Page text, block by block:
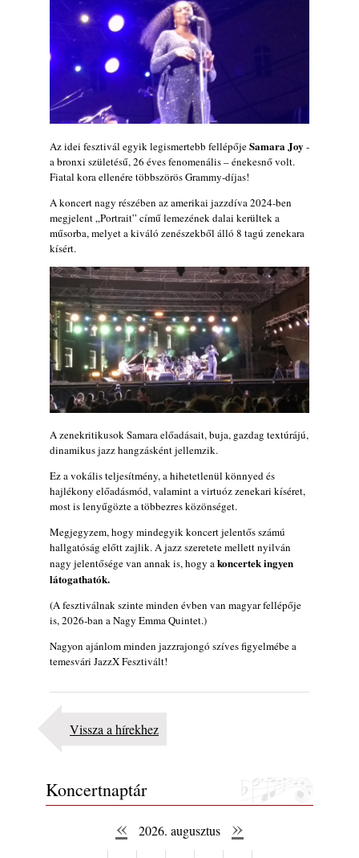
Fusio Group feat. Kertész Erika "New
Visions" lemezbemutató koncert
2026. augusztus 07.
Jazz-rock albumok 1985-ből - Issei Noro
„Sweet Sphere”
2026. augusztus 07.
Jazz-rock albumok 1984-ből - John Scofield
„Electric Outlet”
2026. augusztus 06.
X. BOHÉM JAZZFŐVÁROS fesztivál,
Kecskemét, 2026. augusztus 6-9.: 4 nap, 4
színpad, 10 ország zenészei, 40 óra zene és
tánc!
2026. augusztus 05.
Magyar Jazz ABC – 541. rész: Juhász
Márton
2026. augusztus 05.
Jazz-rock albumok 1983-ból - John Scofield
„Out like a Light”
2026. augusztus 05.
Jazz-rock albumok 1982-ből - John Scofield
„Shinola”
2026. augusztus 04.
Kikkel beszéltem 2.0 – 5. rész: D
2026. augusztus 04.
Lemezek a hatvanas-hetvenes évekből - 84.
rész: Irving Ashby – Memoirs
2026. augusztus 04.
10 éve halt meg lapunk főszerkesztő-
helyettese, Csányi Attila
2026. augusztus 04.
45 éve történt… Jazz-rock albumok 1981-
ből - Shakatak „Drivin’ Hard”
2026. augusztus 03.
január 4.)
Gondolataim - 2026 (XI. évfolyam - 8. rész)
2026. augusztus 01.
Florian Ross
2026. augusztus 01.
Az idei fesztivál egyik legismertebb fellépőjeSamara Joy -
a bronxi születésű, 26 éves fenomenális – énekesnő volt.
Fiatal kora ellenére többszörös Grammy-díjas!
A koncert nagy részében az amerikai jazzdíva 2024-ben
megjelent „Portrait” című lemezének dalai kerültek a
műsorba, melyet a kiváló zenészekből álló 8 tagú zenekara
kísért.
A zenekritikusok Samara előadásait, buja, gazdag textúrájú,
dinamikus jazz hangzásként jellemzik.
Ez a vokális teljesítmény, a hihetetlenül könnyed és
hajlékony előadásmód, valamint a virtuóz zenekari kíséret,
most is lenyűgözte a többezres közönséget.
Megjegyzem, hogy mindegyik koncert jelentős számú
hallgatóság előtt zajlik. A jazz szeretete mellett nyilván
nagy jelentősége van annak is, hogy akoncertekingyen
látogathatók.
(A fesztiválnak szinte minden évben van magyar fellépője
is, 2026-ban a Nagy Emma Quintet.)
Nagyon ajánlom minden jazzrajongó szíves figyelmébe a
temesvári JazzX Fesztivált!
Vissza a hírekhez
Koncertnaptár
« 2026. augusztus »